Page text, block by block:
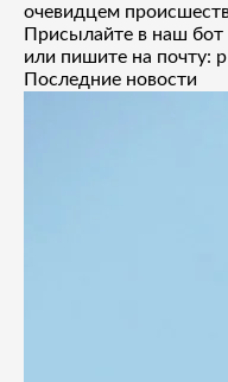
очевидцем
Присылайте в наш бот
или пишите на почту:
Последние новости